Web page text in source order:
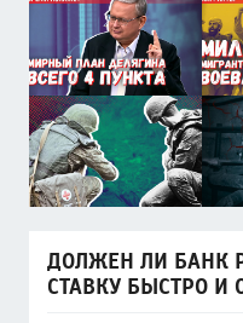
ДОЛЖЕН ЛИ БАНК
СТАВКУ БЫСТРО И